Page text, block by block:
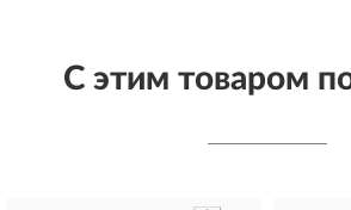
С этим товаром